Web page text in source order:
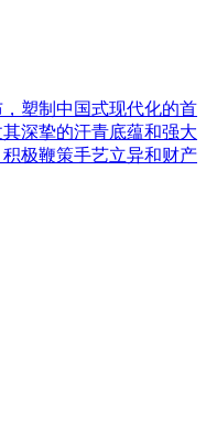
塑制中国式现代化的首
深挚的汗青底蕴和强大
极鞭策手艺立异和财产